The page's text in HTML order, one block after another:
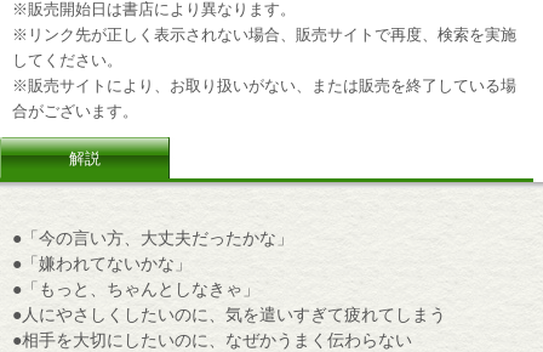
※販売開始日は書店により異なります。
※リンク先が正しく表示されない場合、販売サイトで再度、検索を実施
してください。
※販売サイトにより、お取り扱いがない、または販売を終了している場
合がございます。
解説
●「今の言い方、大丈夫だったかな」
●「嫌われてないかな」
●「もっと、ちゃんとしなきゃ」
●人にやさしくしたいのに、気を遣いすぎて疲れてしまう
●相手を大切にしたいのに、なぜかうまく伝わらない